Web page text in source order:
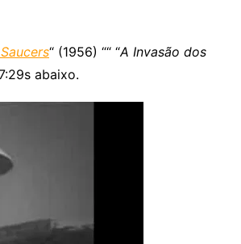
“ (1956) ““ “A Invasão dos
abaixo.